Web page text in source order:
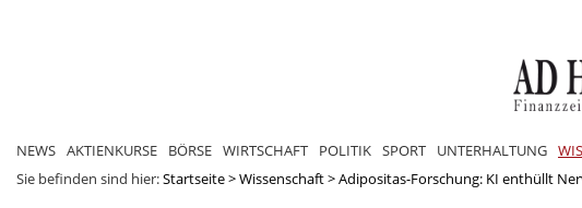
NEWS AKTIENKURSE BÖRSE WIRTSCHAFT POLITIK SPORT UNTERHALTUNG
Sie befinden sind hier:Startseite>Wissenschaft>Adipositas-Forschung: KI enthüllt